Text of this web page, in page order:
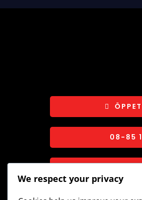
08-85
We respect your privacy